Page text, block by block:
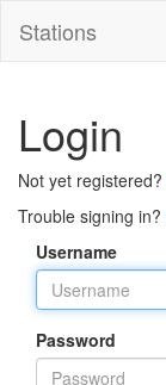
Stations
Login
Not yet registered?
Trouble signing in?
Username
Password